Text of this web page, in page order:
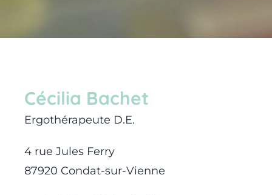
Cécilia Bachet
Ergothérapeute D.E.
4 rue Jules Ferry
87920 Condat-sur-Vienne